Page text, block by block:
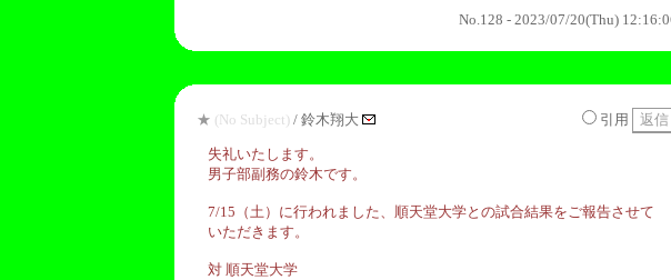
No.128 - 2023/07/20(Thu)
★ (No Subject) / 鈴木翔大 引用
失礼いたします。
男子部副務の鈴木です。
7/15（土）に行われました、順天堂大学との試合結果をご報告させて
いただきます。
対 順天堂大学